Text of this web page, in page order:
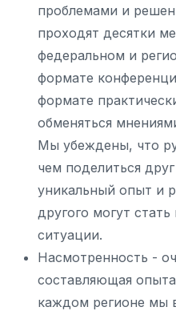
проблемами и
проходят десятки
федеральном и
формате
формате
обменяться
Мы убеждены, что
чем поделиться
уникальный опыт и
другого могут
ситуации.
Насмотренность -
составляющая
каждом регионе мы